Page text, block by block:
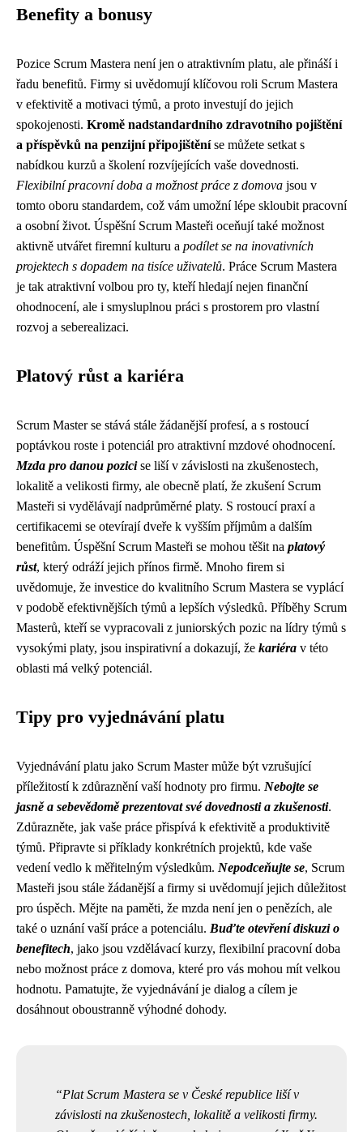
Benefity a bonusy
Pozice Scrum Mastera není jen o atraktivním platu, ale přináší i
řadu benefitů. Firmy si uvědomují klíčovou roli Scrum Mastera
v efektivitě a motivaci týmů, a proto investují do jejich
spokojenosti. Kromě nadstandardního zdravotního pojištění
a příspěvků na penzijní připojištěníse můžete setkat s
nabídkou kurzů a školení rozvíjejících vaše dovednosti.
Flexibilní pracovní doba a možnost práce z domova jsou v
tomto oboru standardem, což vám umožní lépe skloubit pracovní
a osobní život. Úspěšní Scrum Masteři oceňují také možnost
aktivně utvářet firemní kulturu a podílet se na inovativních
projektech s dopadem na tisíce uživatelů. Práce Scrum Mastera
je tak atraktivní volbou pro ty, kteří hledají nejen finanční
ohodnocení, ale i smysluplnou práci s prostorem pro vlastní
rozvoj a seberealizaci.
Platový růst a kariéra
Scrum Master se stává stále žádanější profesí, a s rostoucí
poptávkou roste i potenciál pro atraktivní mzdové ohodnocení.
Mzda pro danou pozicise liší v závislosti na zkušenostech,
lokalitě a velikosti firmy, ale obecně platí, že zkušení Scrum
Masteři si vydělávají nadprůměrné platy. S rostoucí praxí a
certifikacemi se otevírají dveře k vyšším příjmům a dalším
benefitům. Úspěšní Scrum Masteři se mohou těšit na platový
růst, který odráží jejich přínos firmě. Mnoho firem si
uvědomuje, že investice do kvalitního Scrum Mastera se vyplácí
v podobě efektivnějších týmů a lepších výsledků. Příběhy Scrum
Masterů, kteří se vypracovali z juniorských pozic na lídry týmů s
vysokými platy, jsou inspirativní a dokazují, že kariéra v této
oblasti má velký potenciál.
Tipy pro vyjednávání platu
Vyjednávání platu jako Scrum Master může být vzrušující
příležitostí k zdůraznění vaší hodnoty pro firmu. Nebojte se
jasně a sebevědomě prezentovat své dovednosti a zkušenosti.
Zdůrazněte, jak vaše práce přispívá k efektivitě a produktivitě
týmů. Připravte si příklady konkrétních projektů, kde vaše
vedení vedlo k měřitelným výsledkům. Nepodceňujte se, Scrum
Masteři jsou stále žádanější a firmy si uvědomují jejich důležitost
pro úspěch. Mějte na paměti, že mzda není jen o penězích, ale
také o uznání vaší práce a potenciálu. Buďte otevření diskuzi o
benefitech, jako jsou vzdělávací kurzy, flexibilní pracovní doba
nebo možnost práce z domova, které pro vás mohou mít velkou
hodnotu. Pamatujte, že vyjednávání je dialog a cílem je
dosáhnout oboustranně výhodné dohody.
Plat Scrum Mastera se v České republice liší v
závislosti na zkušenostech, lokalitě a velikosti firmy.